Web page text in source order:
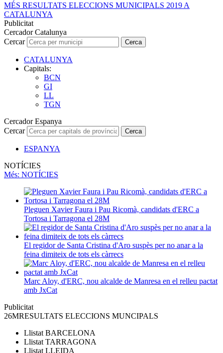
MÉS RESULTATS ELECCIONS MUNICIPALS 2019 A
CATALUNYA
Publicitat
Cercador Catalunya
Cercar
Cerca
CATALUNYA
Capitals:
BCN
GI
LL
TGN
Cercador Espanya
Cercar
Cerca
ESPANYA
NOTÍCIES
Més: NOTÍCIES
Pleguen Xavier Faura i Pau Ricomà, candidats d'ERC a
Tortosa i Tarragona el 28M
El regidor de Santa Cristina d'Aro suspès per no anar a la
feina dimiteix de tots els càrrecs
Marc Aloy, d'ERC, nou alcalde de Manresa en el relleu pactat
amb JxCat
Publicitat
26MRESULTATS ELECCIONS MUNCIPALS
Llistat BARCELONA
Llistat TARRAGONA
Llistat LLEIDA